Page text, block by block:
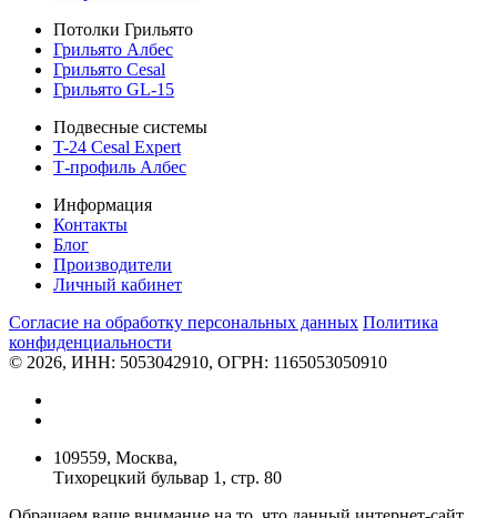
Потолки Грильято
Грильято Албес
Грильято Cesal
Грильято GL-15
Подвесные системы
T-24 Cesal Expert
Т-профиль Албес
Информация
Контакты
Блог
Производители
Личный кабинет
Согласие на обработку персональных данных Политикa
конфиденциальности
© 2026, ИНН: 5053042910, ОГРН: 1165053050910
109559, Москва,
Тихорецкий бульвар 1, стр. 80